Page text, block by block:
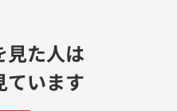
見た人は
ています